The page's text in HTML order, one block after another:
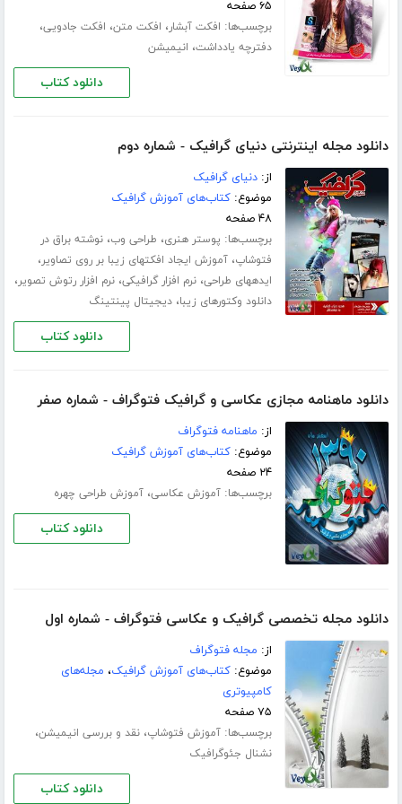
۶۵ صفحه
برچسب‌ها: افکت آبشار، افکت متن، افکت جادویی،
دفترچه یادداشت، انیمیشن
دانلود کتاب
دانلود مجله اینترنتی دنیای گرافیک - شماره دوم
از:دنیای گرافیک
موضوع:کتاب‌های آموزش گرافیک
۴۸ صفحه
برچسب‌ها: پوستر هنری، طراحی وب،نوشته براق در
فتوشاپ،آموزش ایجاد افکتهای زیبا بر روی تصاویر،
ایده​های طراحی،نرم افزار گرافیکی،نرم افزار رتوش تصویر،
دانلود وکتورهای زیبا،دیجیتال پینتینگ
دانلود کتاب
دانلود ماهنامه مجازی عکاسی و گرافیک فتوگراف - شماره صفر
از: ماهنامه فتوگراف
موضوع:کتاب‌های آموزش گرافیک
۲۴ صفحه
برچسب‌ها:آموزش عکاسی،آموزش طراحى چهره
دانلود کتاب
دانلود مجله تخصصی گرافیک و عکاسی فتوگراف - شماره اول
از: مجله فتوگراف
موضوع:کتاب‌های آموزش گرافیک، مجله‌های
کامپیوتری
۷۵ صفحه
برچسب‌ها:آموزش فتوشاپ،نقد و بررسی انیمیشن،
نشنال جئوگرافیک
دانلود کتاب